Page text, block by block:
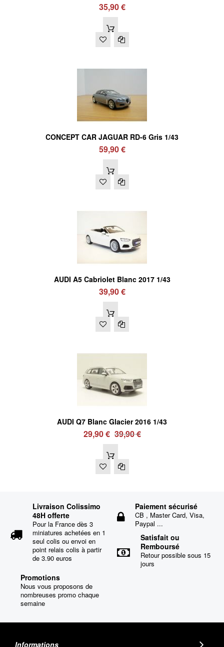
35,90 €
CONCEPT CAR JAGUAR RD-6 Gris 1/43
59,90 €
AUDI A5 Cabriolet Blanc 2017 1/43
39,90 €
AUDI Q7 Blanc Glacier 2016 1/43
29,90 € 39,90 €
Livraison Colissimo
48H offerte
Pour la France dès 3
miniatures achetées en 1
seul colis ou envoi en
point relais colis à partir
de 3.90 euros
Paiement sécurisé
CB , Master Card, Visa,
Paypal ...
Satisfait ou
Remboursé
Retour possible sous 15
jours
Promotions
Nous vous proposons de
nombreuses promo chaque
semaine
Informations